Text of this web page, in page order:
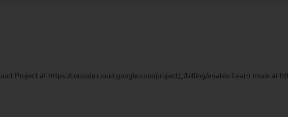
Project at https://console.cloud.google.com/project/_/billing/enable Learn more at